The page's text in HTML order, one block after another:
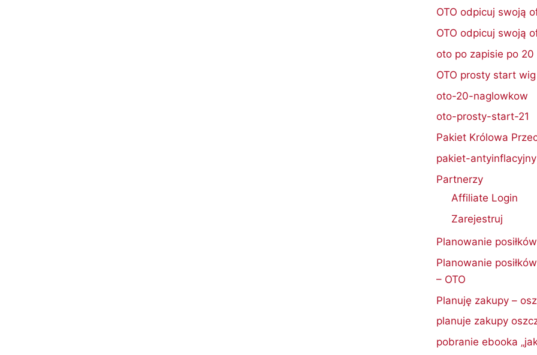
OTO odpicuj swoją
OTO odpicuj swoją
oto po zapisie po
OTO prosty start wig
oto-20-naglowkow
oto-prosty-start-21
Pakiet Królowa
pakiet-antyinflacyjny
Partnerzy
Affiliate Login
Zarejestruj
Planowanie
Planowanie
– OTO
Planuję zakupy –
planuje zakupy
pobranie ebooka